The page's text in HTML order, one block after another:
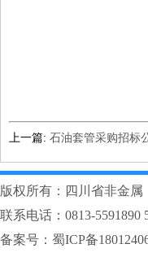
上一篇: 石油套管采购招标
版权所有：四川省非金
联系电话：0813-5591890
备案号： 蜀ICP备